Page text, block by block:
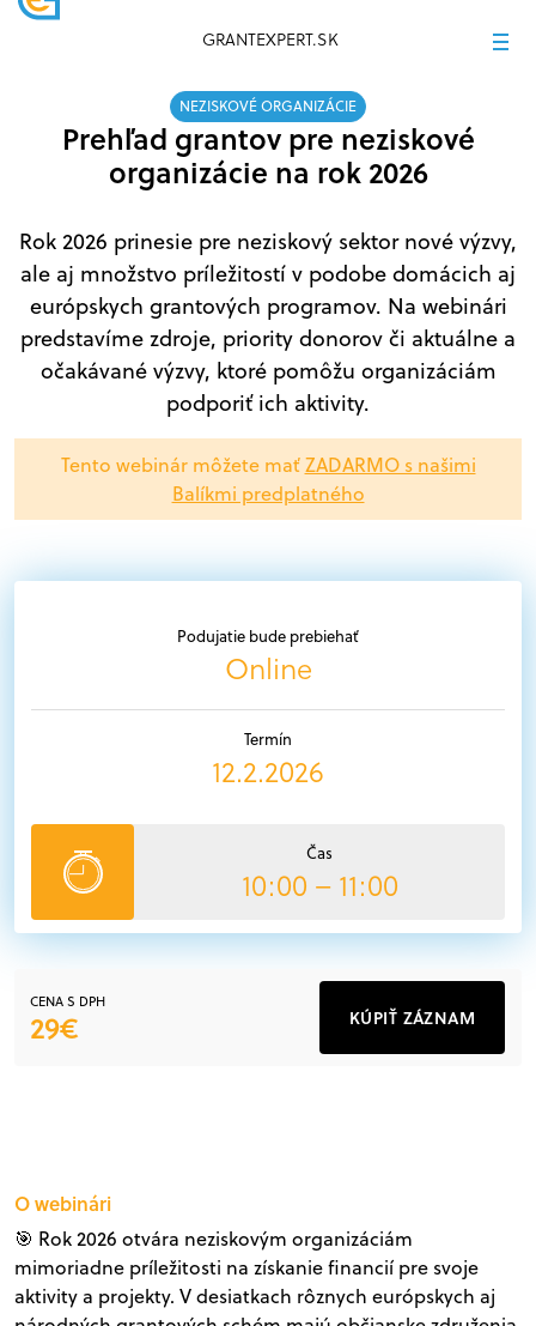
GRANTEXPERT.SK
Podujatie bude prebiehať
Online
Termín
12.2.2026
Čas
10:00 – 11:00
NEZISKOVÉ ORGANIZÁCIE
Prehľad grantov pre neziskové
organizácie na rok 2026
Rok 2026 prinesie pre neziskový sektor nové výzvy,
ale aj množstvo príležitostí v podobe domácich aj
európskych grantových programov. Na webinári
predstavíme zdroje, priority donorov či aktuálne a
očakávané výzvy, ktoré pomôžu organizáciám
podporiť ich aktivity.
Tento webinár môžete maťZADARMO s našimi
Balíkmi predplatného
CENA S DPH
29€ KÚPIŤ ZÁZNAM
O webinári
🎯 Rok 2026 otvára neziskovým organizáciám
mimoriadne príležitosti na získanie financií pre svoje
aktivity a projekty. V desiatkach rôznych európskych aj